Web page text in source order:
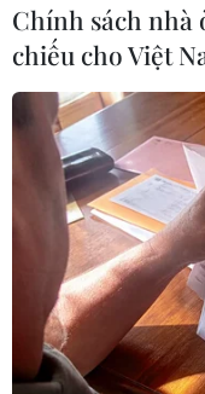
Đoạn tuyến 10km
thông xe nằm hoàn
các phường Bồng
với nút giao tỉnh lộ
(Ảnh:
Chính sách nhà
chiếu cho Việt